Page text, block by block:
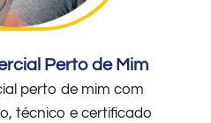
Perto de Mim
perto de mim com
técnico e certificado